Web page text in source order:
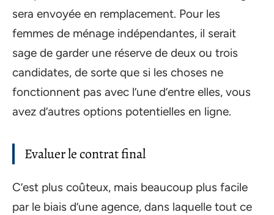
sera envoyée en remplacement. Pour les
femmes de ménage indépendantes, il serait
sage de garder une réserve de deux ou trois
candidates, de sorte que si les choses ne
fonctionnent pas avec l’une d’entre elles, vous
avez d’autres options potentielles en ligne.
Evaluer le contrat final
C’est plus coûteux, mais beaucoup plus facile
par le biais d’une agence, dans laquelle tout ce